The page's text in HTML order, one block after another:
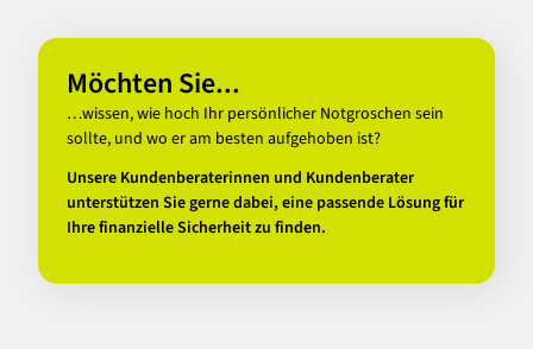
Möchten Sie...
…wissen, wie hoch Ihr persönlicher Notgroschen sein
sollte, und wo er am besten aufgehoben ist?
Unsere Kundenberaterinnen und Kundenberater
unterstützen Sie gerne dabei, eine passende Lösung für
Ihre finanzielle Sicherheit zu finden.